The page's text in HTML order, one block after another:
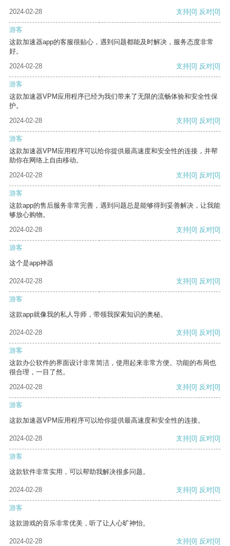
2024-02-28 支持[0] 反对[0]
游客
这款加速器app的客服很贴心，遇到问题都能及时解决，服务态度非常
好。
2024-02-28
支持[0] 反对[0]
游客
这款加速器VPM应用程序已经为我们带来了无限的流畅体验和安全性保
护。
2024-02-28
支持[0] 反对[0]
游客
这款加速器VPM应用程序可以给你提供最高速度和安全性的连接，并帮
助你在网络上自由移动。
2024-02-28
支持[0] 反对[0]
游客
这款app的售后服务非常完善，遇到问题总是能够得到妥善解决，让我能
够放心购物。
2024-02-28
支持[0] 反对[0]
游客
这个是app神器
2024-02-28 支持[0] 反对[0]
游客
这款app就像我的私人导师，带领我探索知识的奥秘。
2024-02-28 支持[0] 反对[0]
游客
这款办公软件的界面设计非常简洁，使用起来非常方便。功能的布局也
很合理，一目了然。
2024-02-28
支持[0] 反对[0]
游客
这款加速器VPM应用程序可以给你提供最高速度和安全性的连接。
2024-02-28 支持[0] 反对[0]
游客
这款软件非常实用，可以帮助我解决很多问题。
2024-02-28 支持[0] 反对[0]
游客
这款游戏的音乐非常优美，听了让人心旷神怡。
2024-02-28 支持[0] 反对[0]